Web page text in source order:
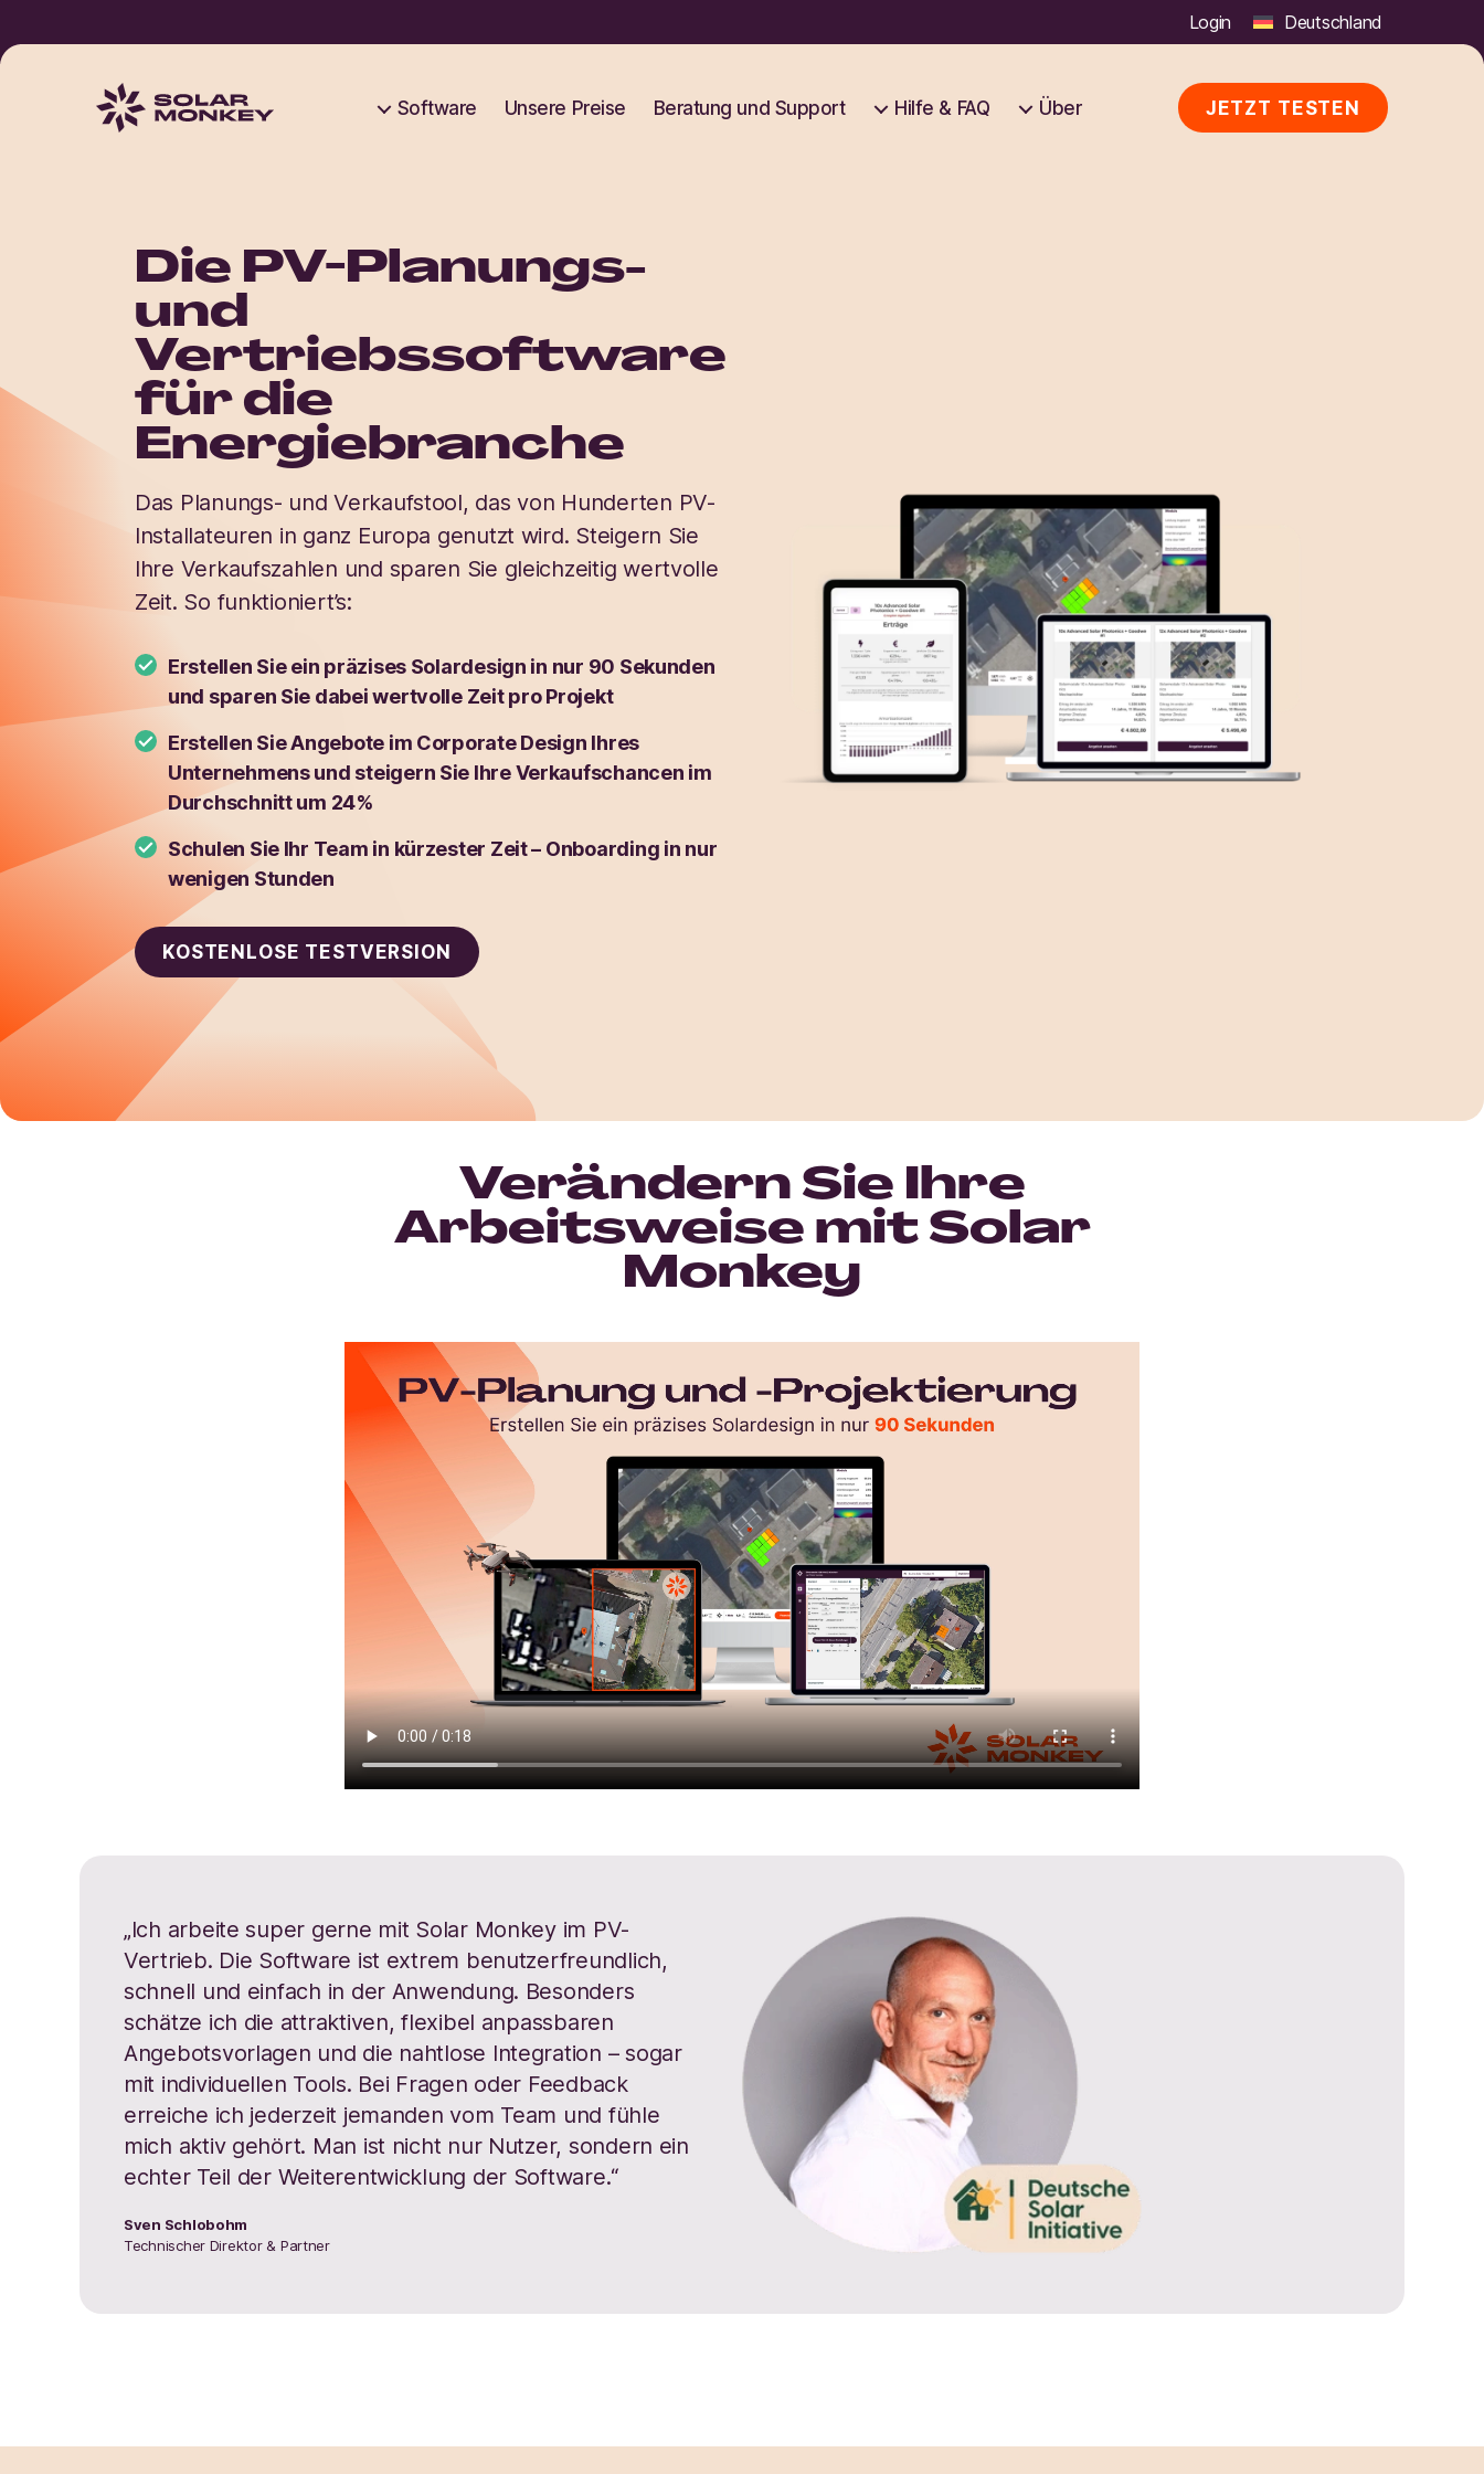
Login Deutschland
Solar
Software Unsere Preise Beratung und Support Hilfe & FAQ Über JETZT TESTEN
Die PV-Planungs-
und
Vertriebssoftware
für die
Energiebranche
Das Planungs- und Verkaufstool, das von Hunderten PV-
Installateuren in ganz Europa genutzt wird. Steigern Sie
Ihre Verkaufszahlen und sparen Sie gleichzeitig wertvolle
Zeit. So funktioniert’s:
Erstellen Sie ein präzises Solardesign in nur 90 Sekunden
und sparen Sie dabei wertvolle Zeit pro Projekt
Erstellen Sie Angebote im Corporate Design Ihres
Unternehmens und steigern Sie Ihre Verkaufschancen im
Durchschnitt um 24%
Schulen Sie Ihr Team in kürzester Zeit – Onboarding in nur
wenigen Stunden
KOSTENLOSE TESTVERSION
Verändern Sie Ihre
Arbeitsweise mit Solar
Monkey
„Ich arbeite super gerne mit Solar Monkey im PV-
Vertrieb. Die Software ist extrem benutzerfreundlich,
schnell und einfach in der Anwendung. Besonders
schätze ich die attraktiven, flexibel anpassbaren
Angebotsvorlagen und die nahtlose Integration – sogar
mit individuellen Tools. Bei Fragen oder Feedback
erreiche ich jederzeit jemanden vom Team und fühle
mich aktiv gehört. Man ist nicht nur Nutzer, sondern ein
echter Teil der Weiterentwicklung der Software.“
Sven Schlobohm
Technischer Direktor & Partner